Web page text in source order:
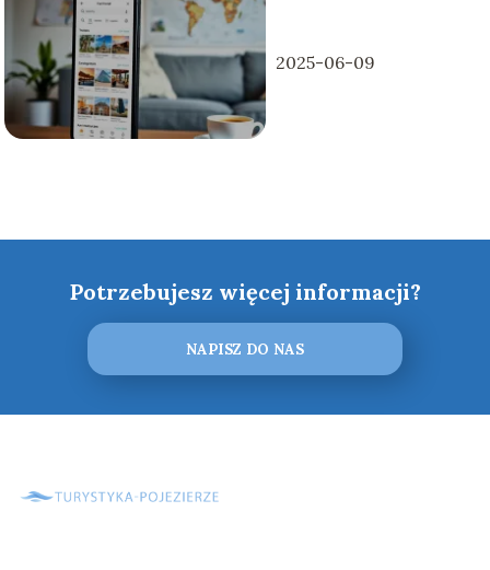
2025-06-09
Potrzebujesz więcej informacji?
NAPISZ DO NAS